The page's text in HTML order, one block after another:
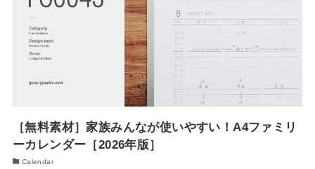
［無料素材］家族みんなが使いやすい！A4ファミリ
ーカレンダー［2026年版］
Calendar